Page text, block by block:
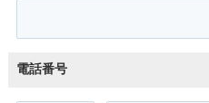
電話番号